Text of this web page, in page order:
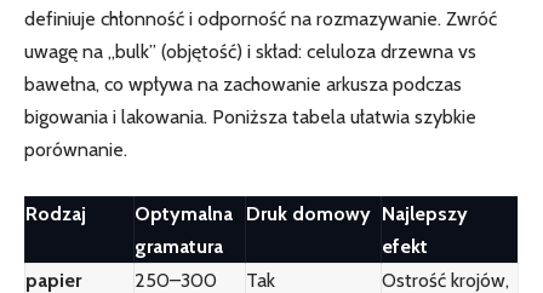
definiuje chłonność i odporność na rozmazywanie. Zwróć
uwagę na „bulk” (objętość) i skład: celuloza drzewna vs
bawełna, co wpływa na zachowanie arkusza podczas
bigowania i lakowania. Poniższa tabela ułatwia szybkie
porównanie.
Rodzaj
Optymalna
gramatura
Druk domowy Najlepszy
efekt
papier
250–300
Tak
Ostrość krojów,